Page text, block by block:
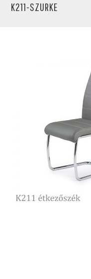
K211-SZURKE